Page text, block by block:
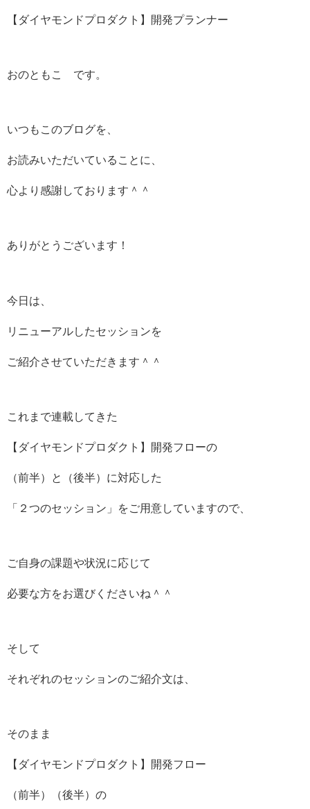
【ダイヤモンドプロダクト】開発プランナー
おのともこ です。
いつもこのブログを、
お読みいただいていることに、
心より感謝しております＾＾
ありがとうございます！
今日は、
リニューアルしたセッションを
ご紹介させていただきます＾＾
これまで連載してきた
【ダイヤモンドプロダクト】開発フローの
（前半）と（後半）に対応した
「２つのセッション」をご用意していますので、
ご自身の課題や状況に応じて
必要な方をお選びくださいね＾＾
そして
それぞれのセッションのご紹介文は、
そのまま
【ダイヤモンドプロダクト】開発フロー
（前半）（後半）の